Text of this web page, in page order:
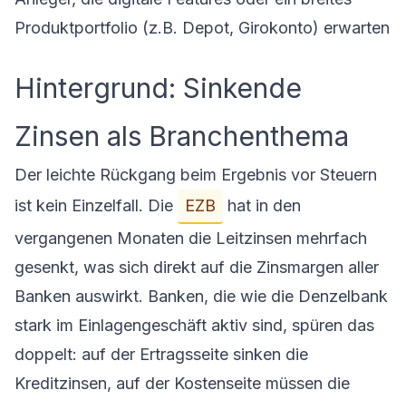
Produktportfolio (z.B. Depot, Girokonto) erwarten
Hintergrund: Sinkende
Zinsen als Branchenthema
Der leichte Rückgang beim Ergebnis vor Steuern
ist kein Einzelfall. Die
EZB
hat in den
vergangenen Monaten die Leitzinsen mehrfach
gesenkt, was sich direkt auf die Zinsmargen aller
Banken auswirkt. Banken, die wie die Denzelbank
stark im Einlagengeschäft aktiv sind, spüren das
doppelt: auf der Ertragsseite sinken die
Kreditzinsen, auf der Kostenseite müssen die